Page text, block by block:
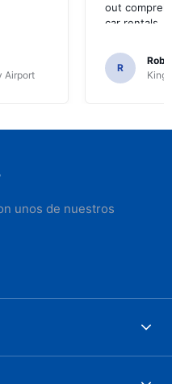
Airport
out
car rentals.
R
unos de nuestros